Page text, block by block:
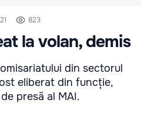
823
la volan, demis
din sectorul
eliberat din funcție,
presă al MAI.